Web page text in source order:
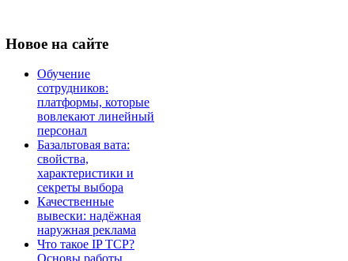
Новое на сайте
Обучение
сотрудников:
платформы, которые
вовлекают линейный
персонал
Базальтовая вата:
свойства,
характеристики и
секреты выбора
Качественные
вывески: надёжная
наружная реклама
Что такое IP TCP?